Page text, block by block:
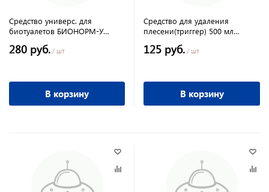
Средство универс. для
биотуалетов БИОНОРМ-У
Clean&Green
280 руб. / шт
В корзину
Средство для удаления
плесени(триггер) 500 мл
125 руб. / шт
В корзину